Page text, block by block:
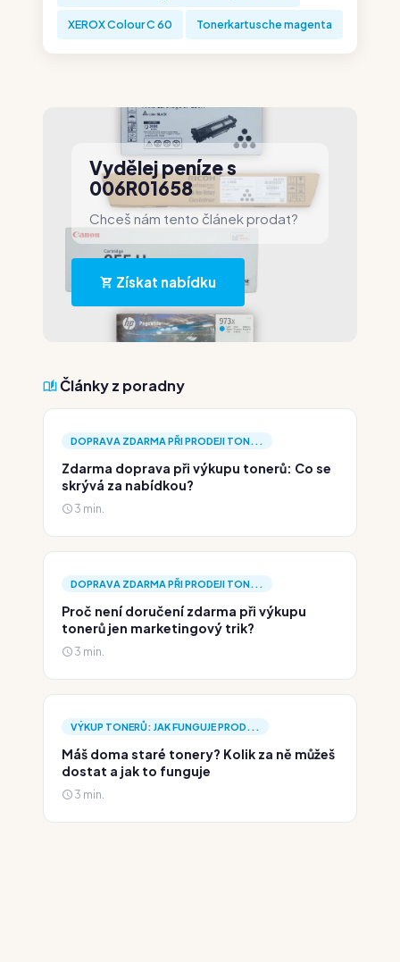
XEROX Colour C 60 Tonerkartusche magenta
Vydělej peníze s
006R01658
Chceš nám tento článek prodat?
Získat nabídku
Články z poradny
DOPRAVA ZDARMA PŘI PRODEJI TON...
Zdarma doprava při výkupu tonerů: Co se
skrývá za nabídkou?
3 min.
DOPRAVA ZDARMA PŘI PRODEJI TON...
Proč není doručení zdarma při výkupu
tonerů jen marketingový trik?
3 min.
VÝKUP TONERŮ: JAK FUNGUJE PROD...
Máš doma staré tonery? Kolik za ně můžeš
dostat a jak to funguje
3 min.